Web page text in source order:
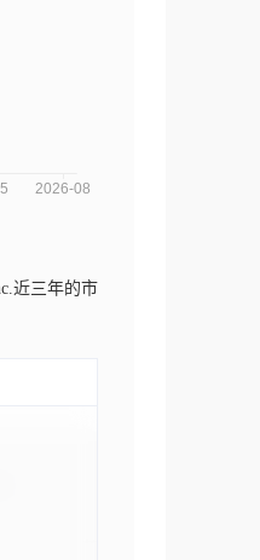
近三年的市